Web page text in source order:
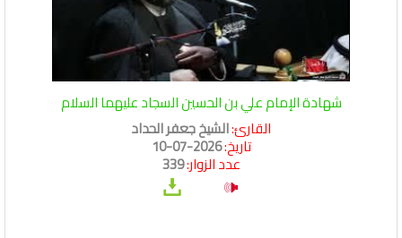
شهادة الإمام علي بن الحسين السجاد عليهما السلام
القارئ:الشيخ جعفر الحداد
تاريخ:2026-07-10
عدد الزوار:339